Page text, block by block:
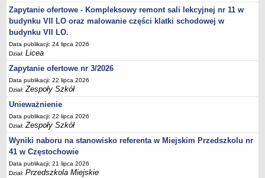
Kontrole
PONOWNE WYKORZYSTYWANIE
Sprawozdania
Deklaracja dostępności
DEKLARACJA DOSTĘPNOŚCI
PONOWNE WYKORZYSTYWANIE
UDOSTĘPNIANIE INFORMACJI PUBLICZNEJ
OCHRONA DANYCH OSOBOWYCH
Zapytanie ofertowe - Kompleksowy remont sali lekcyjnej nr 11 w
budynku VII LO oraz malowanie części klatki schodowej w
budynku VII LO.
Data publikacji: 24 lipca 2026
Dział:Licea
Zapytanie ofertowe nr 3/2026
Data publikacji: 22 lipca 2026
Dział:Zespoły Szkół
Unieważnienie
Data publikacji: 22 lipca 2026
Dział:Zespoły Szkół
Wyniki naboru na stanowisko referenta w Miejskim Przedszkolu nr
41 w Częstochowie
Data publikacji: 21 lipca 2026
Dział:Przedszkola Miejskie